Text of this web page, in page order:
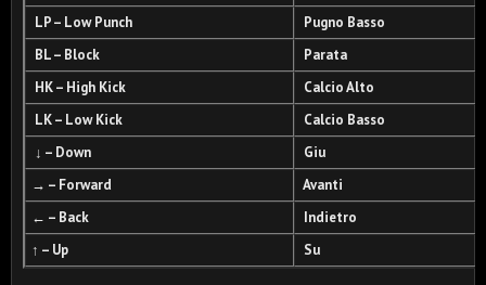
LP – Low Punch
Pugno Basso
BL – Block
Parata
HK – High Kick
Calcio Alto
LK – Low Kick
Calcio Basso
↓ – Down
Giu
→ – Forward
Avanti
← – Back
Indietro
↑ – Up
Su